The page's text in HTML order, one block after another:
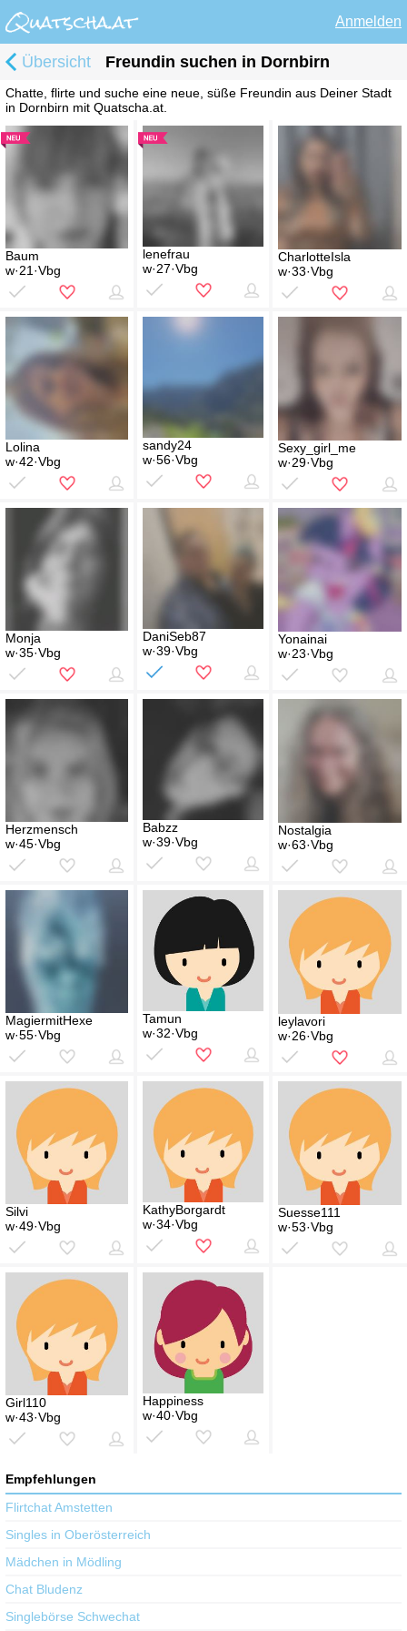
Anmelden
Übersicht Freundin suchen in Dornbirn
Chatte, flirte und suche eine neue, süße Freundin aus Deiner Stadt
in Dornbirn mit Quatscha.at.
Baum
w·21·Vbg
lenefrau
w·27·Vbg
CharlotteIsla
w·33·Vbg
Lolina
w·42·Vbg
sandy24
w·56·Vbg
Sexy_girl_me
w·29·Vbg
Monja
w·35·Vbg
DaniSeb87
w·39·Vbg
Yonainai
w·23·Vbg
Herzmensch
w·45·Vbg
Babzz
w·39·Vbg
Nostalgia
w·63·Vbg
MagiermitHexe
w·55·Vbg
Tamun
w·32·Vbg
leylavori
w·26·Vbg
Silvi
w·49·Vbg
KathyBorgardt
w·34·Vbg
Suesse111
w·53·Vbg
Girl110
w·43·Vbg
Happiness
w·40·Vbg
Empfehlungen
Flirtchat Amstetten
Singles in Oberösterreich
Mädchen in Mödling
Chat Bludenz
Singlebörse Schwechat